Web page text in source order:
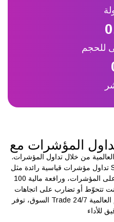
للحجم
من خلال تداول المؤشرات.
تداول مؤشرات قياسية رائدة مثل S&P 500 وNASDAQ وDAX وFTSE
100 مع عقود فروقات منخفضة التكلفة على المؤشرات، ورافعة مالية
تتحوّط أو تضارب على اتجاهات
السوق، توفر Trade 24/7 وصولاً متواصلاً إلى مؤشرات الأسهم العالمية